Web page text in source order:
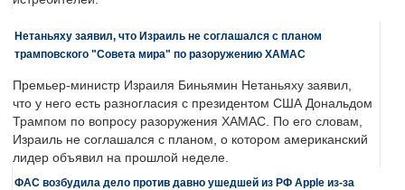
Нетаньяху заявил, что Израиль не соглашался с планом
трамповского "Совета мира" по разоружению ХАМАС
Премьер-министр Израиля Биньямин Нетаньяху заявил,
что у него есть разногласия с президентом США Дональдом
Трампом по вопросу разоружения ХАМАС. По его словам,
Израиль не соглашался с планом, о котором американский
лидер объявил на прошлой неделе.
ФАС возбудила дело против давно ушедшей из РФ Apple из-за